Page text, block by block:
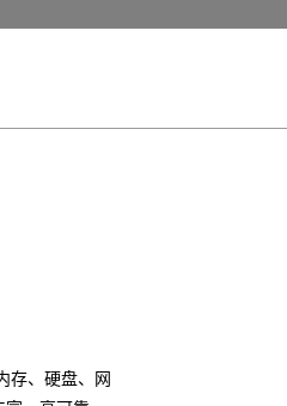
存、硬盘、网